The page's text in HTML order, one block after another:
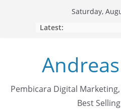
Saturday,
Latest:
Pembicara Digital
Best